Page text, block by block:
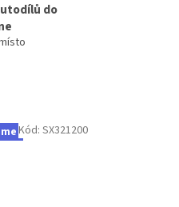
do
Kód: SX321200